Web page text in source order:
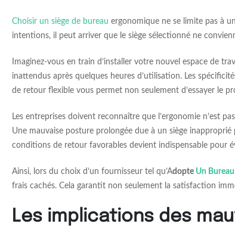
Choisir un siège de bureau ergonomique ne se limite pas à
intentions, il peut arriver que le siège sélectionné ne
Imaginez-vous en train d’installer votre nouvel espace de
inattendus après quelques heures d’utilisation. Les
de retour flexible vous permet non seulement d’essayer le
Les entreprises doivent reconnaître que l’ergonomie n’est
Une mauvaise posture prolongée due à un siège
conditions de retour favorables devient indispensable pour
Ainsi, lors du choix d’un fournisseur tel qu’Adopte Un Bureau
frais cachés. Cela garantit non seulement la satisfaction
Les implications des